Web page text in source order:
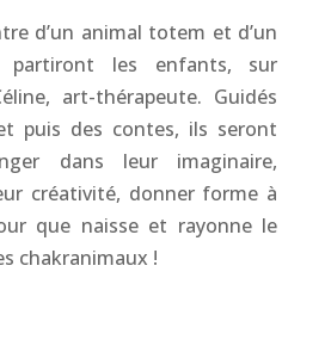
d’un animal totem et d’un
partiront les enfants, sur
art-thérapeute. Guidés
puis des contes, ils seront
dans leur imaginaire,
créativité, donner forme à
que naisse et rayonne le
chakranimaux !